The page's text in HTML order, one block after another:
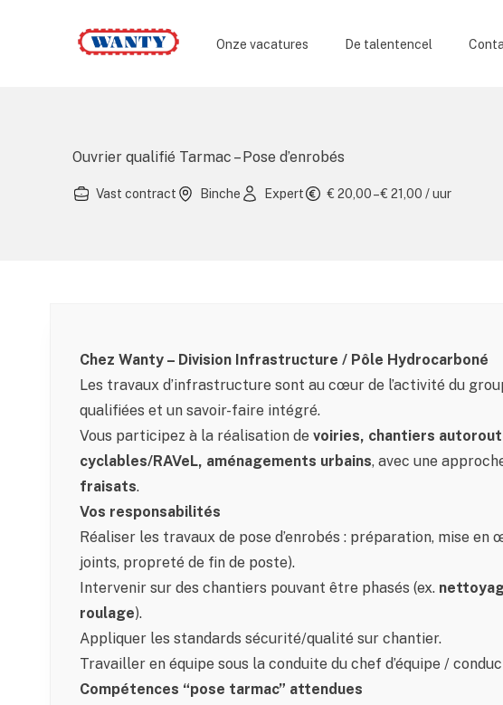
Wanty
Onze vacatures De talentencel
Ouvrier qualifié Tarmac – Pose d’enrobés
Vast contract Binche Expert € 20,00 – € 21,00 / uur
Chez Wanty – Division Infrastructure / Pôle Hydrocarboné
Les travaux d’infrastructure sont au cœur de l’activité du
qualifiées et un savoir-faire intégré.
Vous participez à la réalisation de voiries, chantiers
cyclables/RAVeL, aménagements urbains, avec une
fraisats.
Vos responsabilités
Réaliser les travaux de pose d’enrobés : préparation, mise
joints, propreté de fin de poste).
Intervenir sur des chantiers pouvant être phasés (ex.
roulage).
Appliquer les standards sécurité/qualité sur chantier.
Travailler en équipe sous la conduite du chef d’équipe /
Compétences “pose tarmac” attendues